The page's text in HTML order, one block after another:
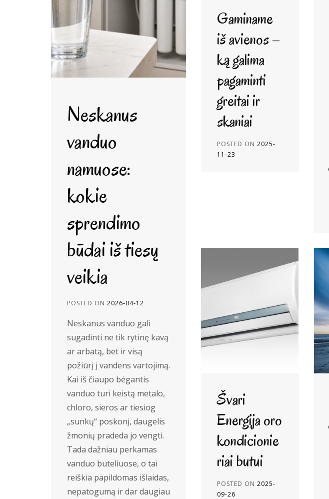
Neskanus
vanduo
namuose:
kokie
sprendimo
būdai iš tiesų
veikia
POSTED ON 2026-04-12
Neskanus vanduo gali
sugadinti ne tik rytinę kavą
ar arbatą, bet ir visą
požiūrį į vandens vartojimą.
Kai iš čiaupo bėgantis
vanduo turi keistą metalo,
chloro, sieros ar tiesiog
„sunkų“ poskonį, daugelis
žmonių pradeda jo vengti.
Tada dažniau perkamas
vanduo buteliuose, o tai
reiškia papildomas išlaidas,
nepatogumą ir dar daugiau
Gaminame
iš avienos –
ką galima
pagaminti
greitai ir
skaniai
POSTED ON2025-
11-23
Švari
Energija oro
kondicionie
riai butui
POSTED ON2025-
09-26